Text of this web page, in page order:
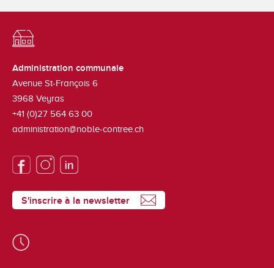
Administration communale
Avenue St-François 6
3968 Veyras
+41 (0)27 564 63 00
administration@noble-contree.ch
S'inscrire à la newsletter